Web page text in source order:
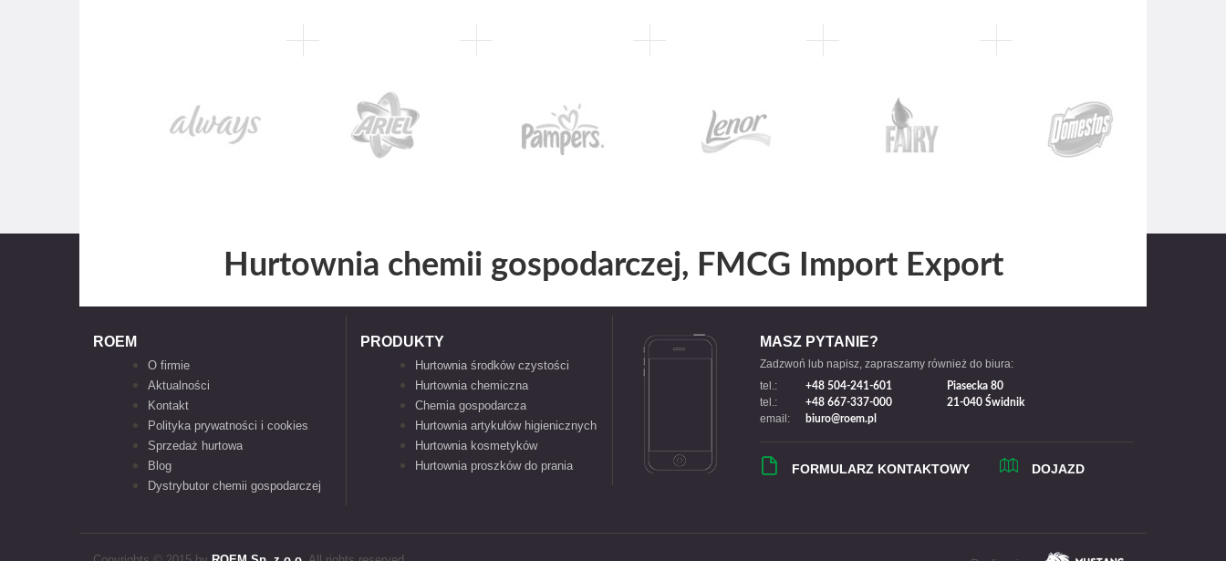
Hurtownia chemii gospodarczej, FMCG Import Export
ROEM
O firmie
Aktualności
Kontakt
Polityka prywatności i cookies
Sprzedaż hurtowa
Blog
Dystrybutor chemii gospodarczej
PRODUKTY
Hurtownia środków czystości
Hurtownia chemiczna
Chemia gospodarcza
Hurtownia artykułów higienicznych
Hurtownia kosmetyków
Hurtownia proszków do prania
MASZ PYTANIE?
Zadzwoń lub napisz, zapraszamy również do biura:
tel.:
+48 504-241-601
tel.: +48 667-337-000
email: biuro@roem.pl
Piasecka 80
21-040 Świdnik
FORMULARZ KONTAKTOWY DOJAZD